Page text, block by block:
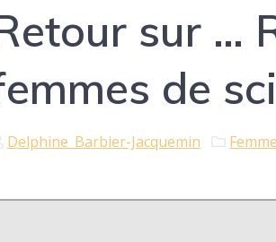
sur …
de
Delphine_Barbier-Jacquemin